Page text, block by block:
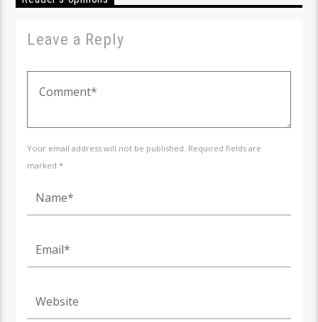
Leave a Reply
Your email address will not be published. Required fields are
marked *